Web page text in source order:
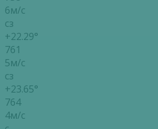
6м/с
сз
+22.29°
761
5м/с
сз
+23.65°
764
4м/с